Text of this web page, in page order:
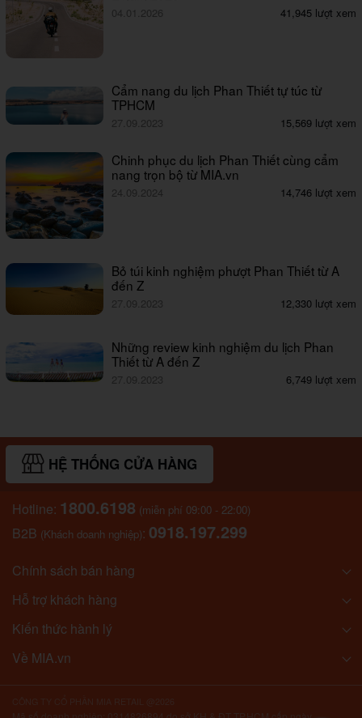
04.01.2026 41,945 lượt xem
Cẩm nang du lịch Phan Thiết tự túc từ
TPHCM
27.09.2023 15,569 lượt xem
Chinh phục du lịch Phan Thiết cùng cẩm
nang trọn bộ từ MIA.vn
24.09.2024 14,746 lượt xem
Bỏ túi kinh nghiệm phượt Phan Thiết từ A
đến Z
27.09.2023 12,330 lượt xem
Những review kinh nghiệm du lịch Phan
Thiết từ A đến Z
27.09.2023 6,749 lượt xem
HỆ THỐNG CỬA HÀNG
Hotline: 1800.6198 (miễn phí 09:00 - 22:00)
B2B (Khách doanh nghiệp): 0918.197.299
Chính sách bán hàng
Hỗ trợ khách hàng
Kiến thức hành lý
Về MIA.vn